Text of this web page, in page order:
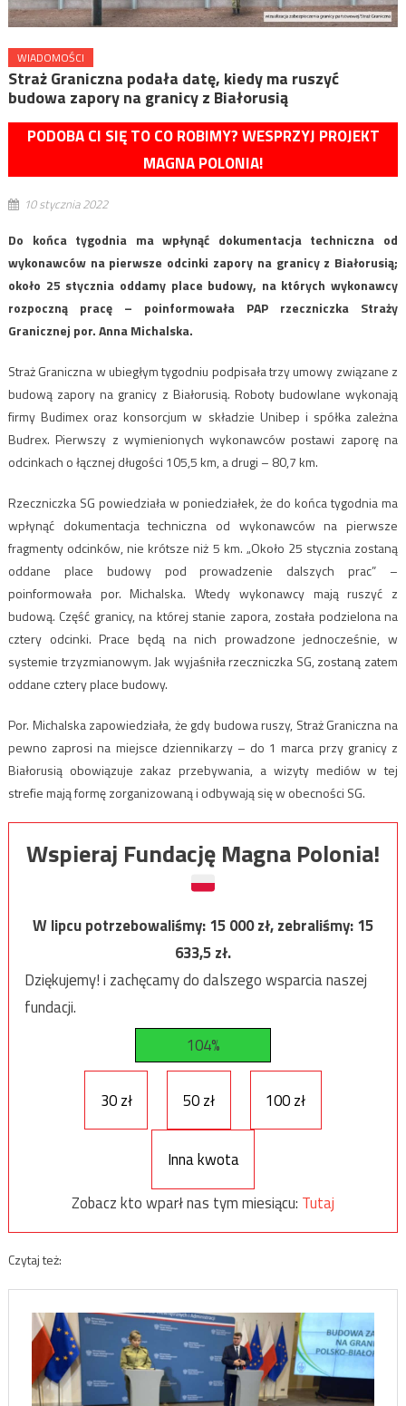
WIADOMOŚCI
Straż Graniczna podała datę, kiedy ma ruszyć
budowa zapory na granicy z Białorusią
PODOBA CI SIĘ TO CO ROBIMY? WESPRZYJ PROJEKT
MAGNA POLONIA!
10 stycznia 2022
Do końca tygodnia ma wpłynąć dokumentacja techniczna od
wykonawców na pierwsze odcinki zapory na granicy z Białorusią;
około 25 stycznia oddamy place budowy, na których wykonawcy
rozpoczną pracę – poinformowała PAP rzeczniczka Straży
Granicznej por. Anna Michalska.
Straż Graniczna w ubiegłym tygodniu podpisała trzy umowy związane z
budową zapory na granicy z Białorusią. Roboty budowlane wykonają
firmy Budimex oraz konsorcjum w składzie Unibep i spółka zależna
Budrex. Pierwszy z wymienionych wykonawców postawi zaporę na
odcinkach o łącznej długości 105,5 km, a drugi – 80,7 km.
Rzeczniczka SG powiedziała w poniedziałek, że do końca tygodnia ma
wpłynąć dokumentacja techniczna od wykonawców na pierwsze
fragmenty odcinków, nie krótsze niż 5 km. „Około 25 stycznia zostaną
oddane place budowy pod prowadzenie dalszych prac” –
poinformowała por. Michalska. Wtedy wykonawcy mają ruszyć z
budową. Część granicy, na której stanie zapora, została podzielona na
cztery odcinki. Prace będą na nich prowadzone jednocześnie, w
systemie trzyzmianowym. Jak wyjaśniła rzeczniczka SG, zostaną zatem
oddane cztery place budowy.
Por. Michalska zapowiedziała, że gdy budowa ruszy, Straż Graniczna na
pewno zaprosi na miejsce dziennikarzy – do 1 marca przy granicy z
Białorusią obowiązuje zakaz przebywania, a wizyty mediów w tej
strefie mają formę zorganizowaną i odbywają się w obecności SG.
Wspieraj Fundację Magna Polonia!
W lipcu potrzebowaliśmy:15 000zł, zebraliśmy:15
633,5zł.
Dziękujemy! i zachęcamy do dalszego wsparcia naszej
fundacji.
104%
30 zł 50 zł 100 zł
Inna kwota
Zobacz kto wparł nas tym miesiącu: Tutaj
Czytaj też: